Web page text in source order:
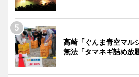
高崎「ぐんま青空マル
無法「タマネギ詰め放